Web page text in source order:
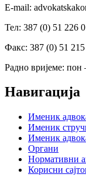
Е-mail:
Тел: 387 (0) 51 226
Факс: 387 (0) 51 215
Радно вријеме: пон
Навигација
Именик
Именик
Именик
Органи
Нормативни
Корисни